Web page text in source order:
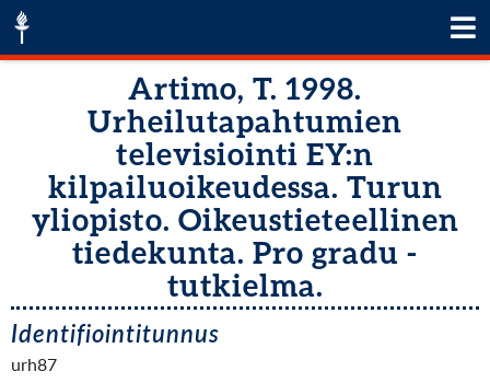
Artimo, T. 1998.
Urheilutapahtumien
televisiointi EY:n
kilpailuoikeudessa. Turun
yliopisto. Oikeustieteellinen
tiedekunta. Pro gradu -
tutkielma.
Identifiointitunnus
urh87